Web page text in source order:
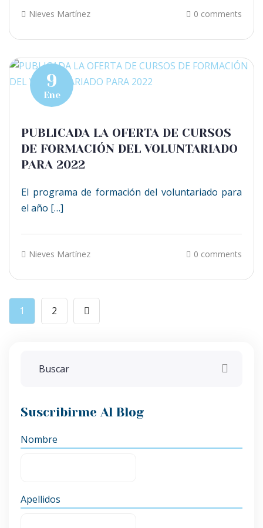
Nieves Martínez 0 comments
9
Ene
PUBLICADA LA OFERTA DE CURSOS
DE FORMACIÓN DEL VOLUNTARIADO
PARA 2022
El programa de formación del voluntariado para
el año […]
Nieves Martínez 0 comments
1 2
Suscribirme Al Blog
Nombre
Apellidos